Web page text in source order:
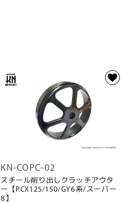
KN-COPC-02
スチール削り出しクラッチアウタ
ー【PCX125/150/GY6系/スーパー
8】